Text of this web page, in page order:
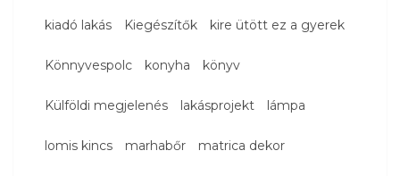
kiadó lakás Kiegészítők kire ütött ez a gyerek
Könnyvespolc konyha könyv
Külföldi megjelenés lakásprojekt lámpa
lomis kincs marhabőr matrica dekor